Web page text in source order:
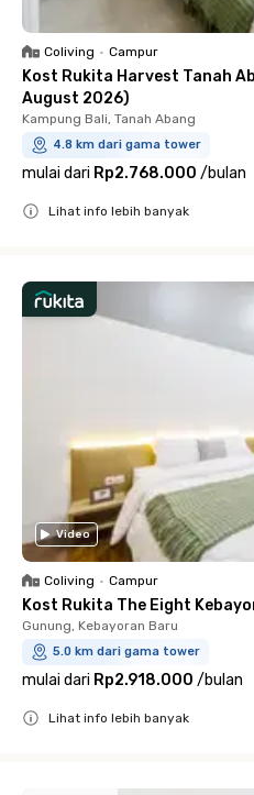
Coliving • Campur
Kost Rukita Harvest Tanah
August 2026)
Kampung Bali, Tanah Abang
4.8 km dari gama tower
mulai dari Rp2.768.000 /bulan
Lihat info lebih banyak
Video
Coliving • Campur
Kost Rukita The Eight
Gunung, Kebayoran Baru
5.0 km dari gama tower
mulai dari Rp2.918.000 /bulan
Lihat info lebih banyak